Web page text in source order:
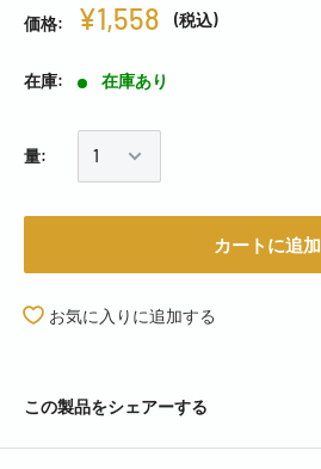
価格: ¥1,558 (税込)
在庫: 在庫あり
量:
カートに追加
お気に入りに追加する
この製品をシェアーする